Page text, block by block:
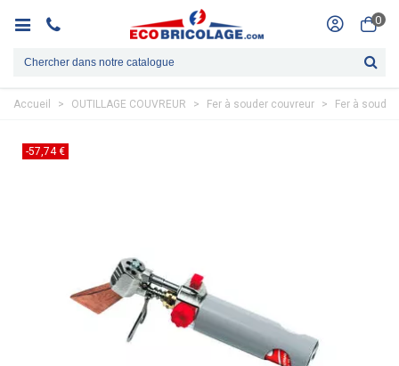
0
Accueil > OUTILLAGE COUVREUR > Fer à souder couvreur > Fer à
-57,74 €